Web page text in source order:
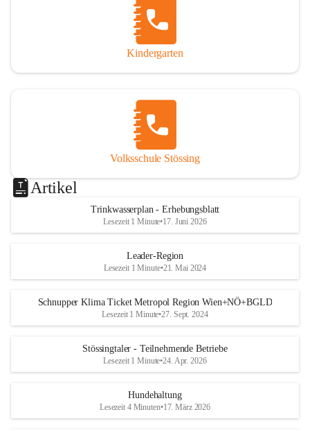
Kindergarten
Volksschule Stössing
Artikel
Trinkwasserplan - Erhebungsblatt
Lesezeit 1 Minute•17. Juni 2026
Leader-Region
Lesezeit 1 Minute•21. Mai 2024
Schnupper Klima Ticket Metropol Region Wien+NÖ+BGLD
Lesezeit 1 Minute•27. Sept. 2024
Stössingtaler - Teilnehmende Betriebe
Lesezeit 1 Minute•24. Apr. 2026
Hundehaltung
Lesezeit 4 Minuten•17. März 2026